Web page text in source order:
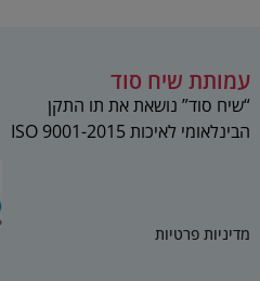
עמותת שיח סוד
“שיח סוד” נושאת את תו התקן
הבינלאומי לאיכות 2015-ISO 9001
מדיניות פרטיות